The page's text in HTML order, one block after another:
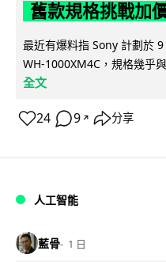
舊款規格挑戰加
最近有爆料指 Sony 計劃於
WH-1000XM4C，規格幾乎
全文
24 9 ↗ 分享
人工智能
藍骨 1 日